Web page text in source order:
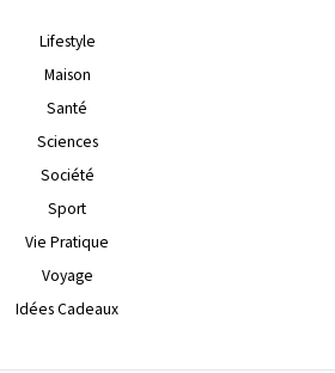
Lifestyle
Maison
Santé
Sciences
Société
Sport
Vie Pratique
Voyage
Idées Cadeaux